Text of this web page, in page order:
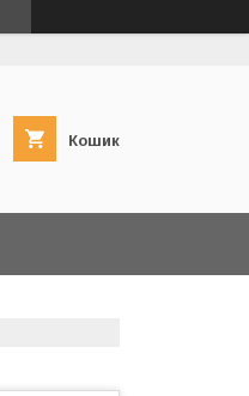
Кошик